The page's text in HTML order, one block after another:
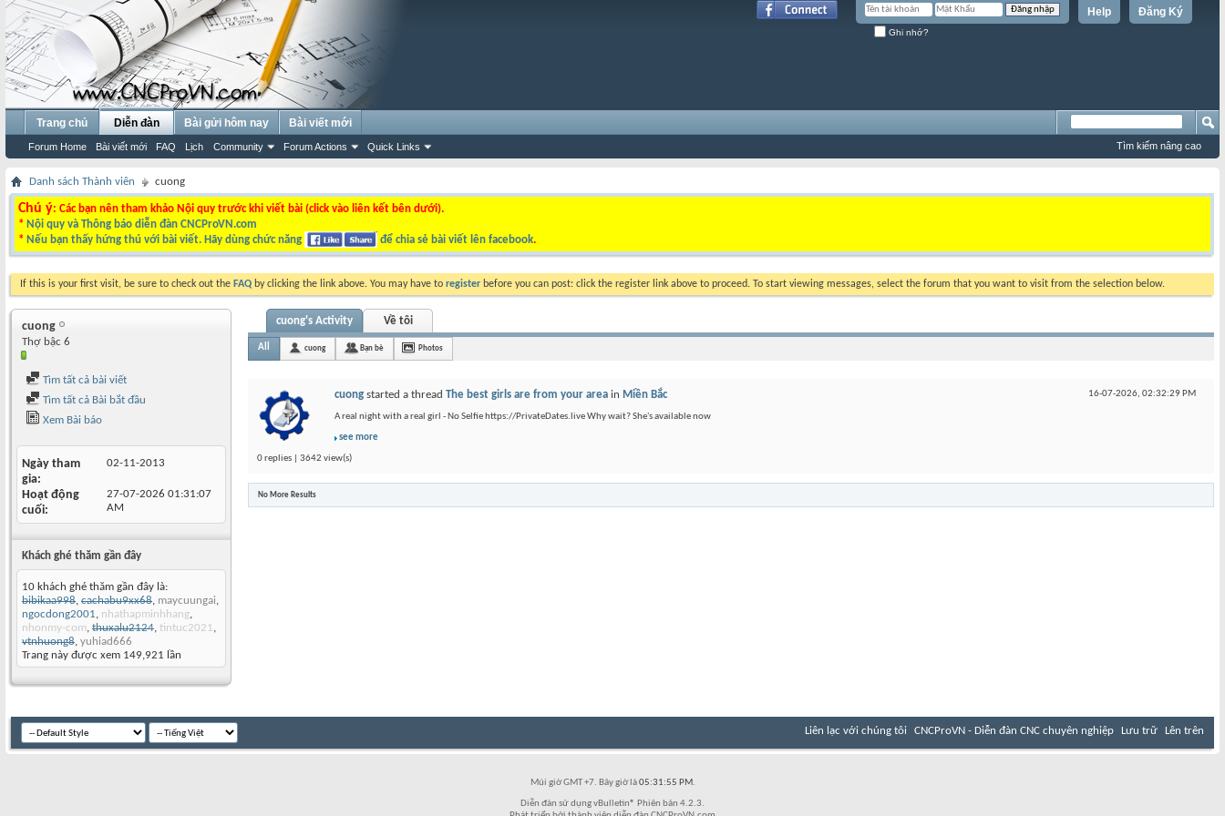
Đăng Ký
Help
Ghi nhớ?
Trang chủ Diễn đàn
Forum Home Bài viết mới FAQ Lịch Community Forum Actions Quick Links
Bài gửi hôm nay Bài viết mới
Tìm kiếm nâng cao
Danh sách Thành viên cuong
Chú ý: Các bạn nên tham khảo Nội quy trước khi viết bài (click vào liên kết bên dưới).
* Nội quy và Thông báo diễn đàn CNCProVN.com
* Nếu bạn thấy hứng thú với bài viết. Hãy dùng chức năng để chia sẻ bài viết lên facebook.
If this is your first visit, be sure to check out the FAQ by clicking the link above. You may have to register before you can post: click the register link above to proceed. To start viewing messages, select the forum that you want to visit from the selection below.
cuong
Thợ bậc 6
Tìm tất cả bài viết
Tìm tất cả Bài bắt đầu
Xem Bài báo
Ngày tham
gia
02-11-2013
Hoạt động
cuối
27-07-2026 01:31:07
AM
Khách ghé thăm gần đây
10 khách ghé thăm gần đây là:
bibikaa998, cachabu9xx68, maycuungai,
ngocdong2001, nhathapminhhang,
nhonmy-com, thuxalu2124, tintuc2021,
vtnhuong8, yuhiad666
Trang này được xem 149,921 lần
cuong's Activity Về tôi
All cuong Bạn bè Photos
16-07-2026, 02:32:29 PM
cuong started a thread The best girls are from your area in Miền Bắc
A real night with a real girl - No Selfie https://PrivateDates.live Why wait? She's available now
see more
0 replies | 3642 view(s)
No More Results
Liên lạc với chúng tôi CNCProVN - Diễn đàn CNC chuyên nghiệp Lưu trữ Lên trên
Múi giờ GMT +7. Bây giờ là05:31:55 PM.
Diễn đàn sử dụng vBulletin® Phiên bản 4.2.3.